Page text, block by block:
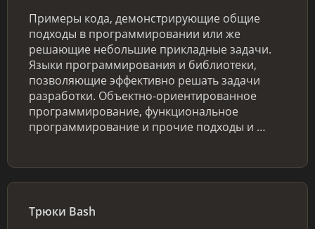
Примеры кода, демонстрирующие общие
подходы в программировании или же
решающие небольшие прикладные задачи.
Языки программирования и библиотеки,
позволяющие эффективно решать задачи
разработки. Объектно-ориентированное
программирование, функциональное
программирование и прочие подходы и …
Трюки Bash